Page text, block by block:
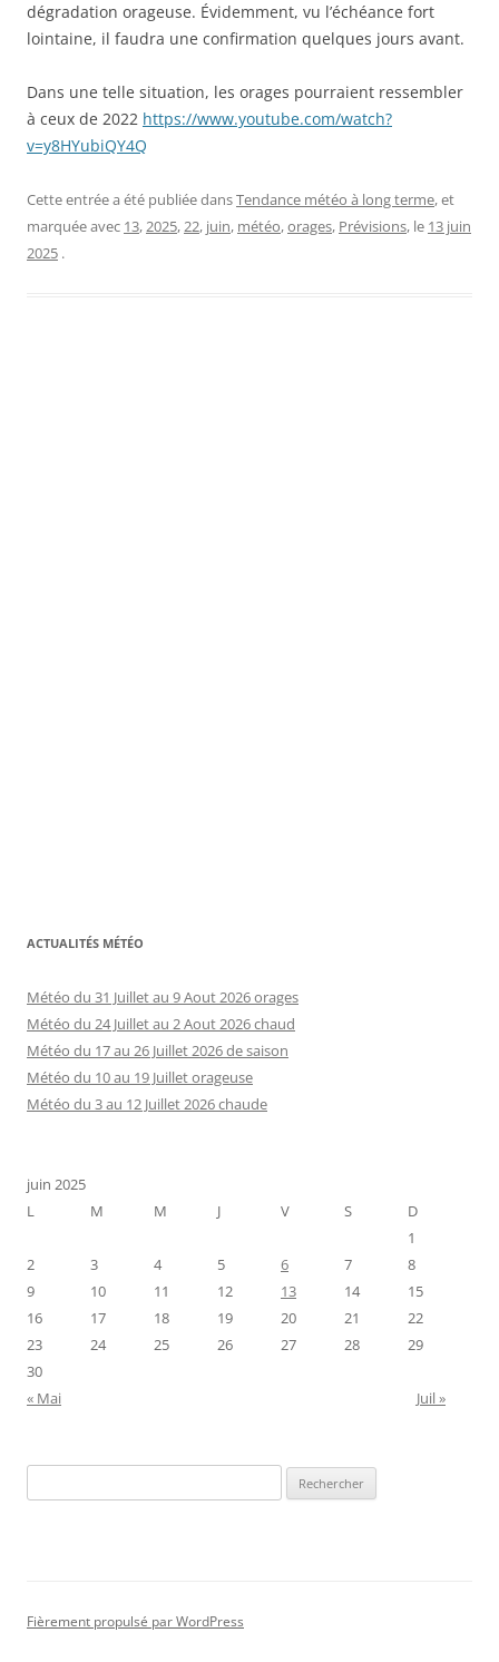
dégradation orageuse. Évidemment, vu l’échéance fort
lointaine, il faudra une confirmation quelques jours avant.
Dans une telle situation, les orages pourraient ressembler
à ceux de 2022 https://www.youtube.com/watch?
v=y8HYubiQY4Q
Cette entrée a été publiée dansTendance météo à long terme, et
marquée avec 13,2025,22, juin, météo,orages, Prévisions, le 13 juin
2025 .
ACTUALITÉS MÉTÉO
Météo du 31 Juillet au 9 Aout 2026 orages
Météo du 24 Juillet au 2 Aout 2026 chaud
Météo du 17 au 26 Juillet 2026 de saison
Météo du 10 au 19 Juillet orageuse
Météo du 3 au 12 Juillet 2026 chaude
juin 2025
L
M M J V S
D
1
2
3 4 5 6 7
8
9
10 11 12 13 14
15
16
17 18 19 20 21
22
23
24 25 26 27 28
29
30
« Mai
Juil »
Fièrement propulsé par WordPress